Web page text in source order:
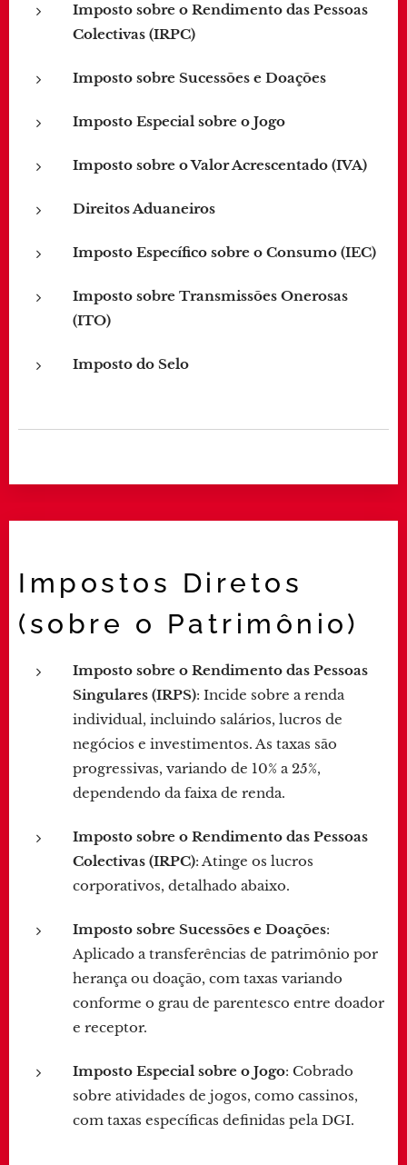
Imposto sobre o Rendimento das Pessoas
Colectivas (IRPC)
Imposto sobre Sucessões e Doações
Imposto Especial sobre o Jogo
Imposto sobre o Valor Acrescentado (IVA)
Direitos Aduaneiros
Imposto Específico sobre o Consumo (IEC)
Imposto sobre Transmissões Onerosas
(ITO)
Imposto do Selo
Impostos Diretos
(sobre o Patrimônio)
Imposto sobre o Rendimento das Pessoas
Singulares (IRPS): Incide sobre a renda
individual, incluindo salários, lucros de
negócios e investimentos. As taxas são
progressivas, variando de 10% a 25%,
dependendo da faixa de renda.
Imposto sobre o Rendimento das Pessoas
Colectivas (IRPC): Atinge os lucros
corporativos, detalhado abaixo.
Imposto sobre Sucessões e Doações:
Aplicado a transferências de patrimônio por
herança ou doação, com taxas variando
conforme o grau de parentesco entre doador
e receptor.
Imposto Especial sobre o Jogo: Cobrado
sobre atividades de jogos, como cassinos,
com taxas específicas definidas pela DGI.